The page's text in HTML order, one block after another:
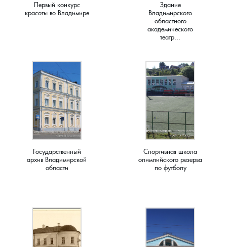
Первый конкурс
красоты во Владимире
Здание
Владимирского
областного
академического
театр...
Государственный
архив Владимирской
области
Спортивная школа
олимпийского резерва
по футболу